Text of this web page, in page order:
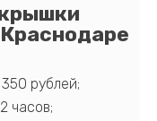
рублей;
часов;